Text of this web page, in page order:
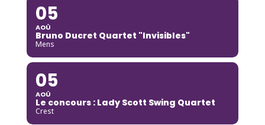
05
AOÛ
Bruno Ducret Quartet "Invisibles"
Mens
05
AOÛ
Le concours : Lady Scott Swing Quartet
Crest